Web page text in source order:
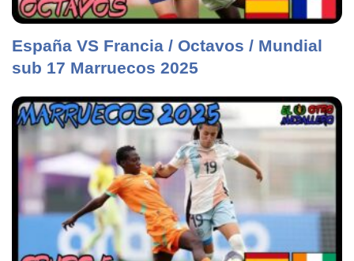
España VS Francia / Octavos / Mundial
sub 17 Marruecos 2025